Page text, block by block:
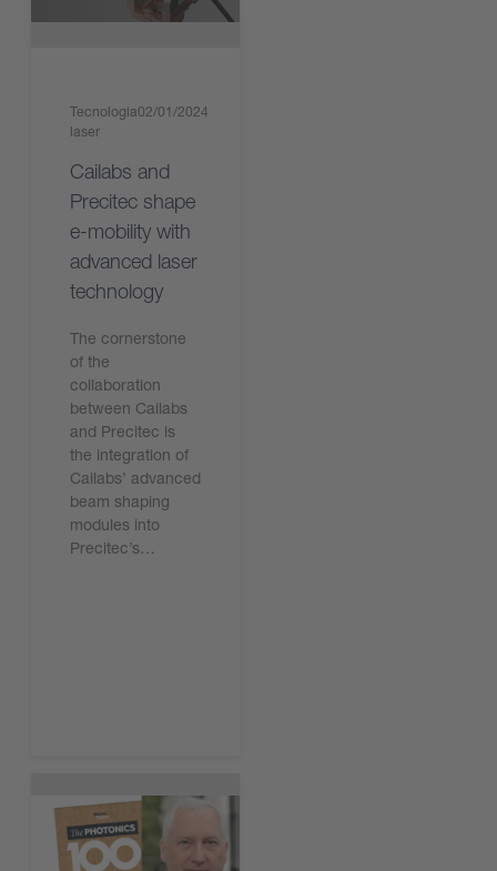
Tecnologia
laser
02/01/2024
Cailabs and
Precitec shape
e-mobility with
advanced laser
technology
The cornerstone
of the
collaboration
between Cailabs
and Precitec is
the integration of
Cailabs’ advanced
beam shaping
modules into
Precitec’s…